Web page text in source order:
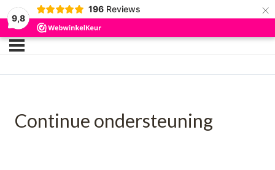
9,8
196 Reviews ×
Continue ondersteuning